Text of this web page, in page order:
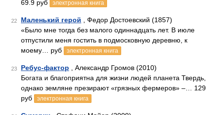
69.9 руб
электронная книга
22 Маленький герой , Федор Достоевский (1857)
«Было мне тогда без малого одиннадцать лет. В июле
отпустили меня гостить в подмосковную деревню, к
моему… руб
электронная книга
23 Ребус-фактор , Александр Громов (2010)
Богата и благоприятна для жизни людей планета Твердь,
однако земляне презирают «грязных фермеров» –… 129
руб
электронная книга